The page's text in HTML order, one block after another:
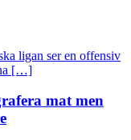
ligan ser en offensiv
[…]
mat men